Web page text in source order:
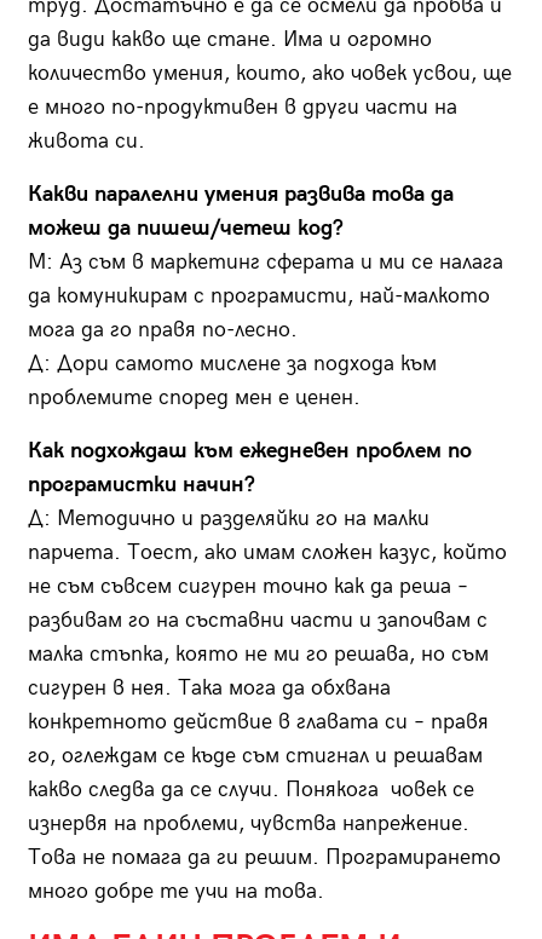
труд. Достатъчно е да се осмели да пробва и
да види какво ще стане. Има и огромно
количество умения, които, ако човек усвои, ще
е много по-продуктивен в други части на
живота си.
Какви паралелни умения развива това да
можеш да пишеш/четеш код?
М: Аз съм в маркетинг сферата и ми се налага
да комуникирам с програмисти, най-малкото
мога да го правя по-лесно.
Д: Дори самото мислене за подхода към
проблемите според мен е ценен.
Как подхождаш към ежедневен проблем по
програмистки начин?
Д: Методично и разделяйки го на малки
парчета. Тоест, ако имам сложен казус, който
не съм съвсем сигурен точно как да реша –
разбивам го на съставни части и започвам с
малка стъпка, която не ми го решава, но съм
сигурен в нея. Така мога да обхвана
конкретното действие в главата си – правя
го, оглеждам се къде съм стигнал и решавам
какво следва да се случи. Понякога човек се
изнервя на проблеми, чувства напрежение.
Това не помага да ги решим. Програмирането
много добре те учи на това.